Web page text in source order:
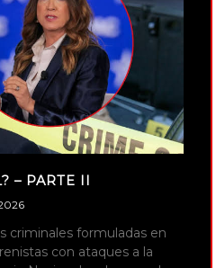
– PARTE II
criminales formuladas en
con ataques a la